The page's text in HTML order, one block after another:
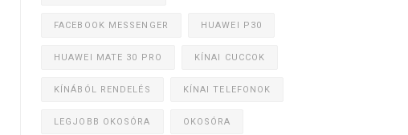
FACEBOOK MESSENGER HUAWEI P30
HUAWEI MATE 30 PRO KÍNAI CUCCOK
KÍNÁBÓL RENDELÉS KÍNAI TELEFONOK
LEGJOBB OKOSÓRA OKOSÓRA